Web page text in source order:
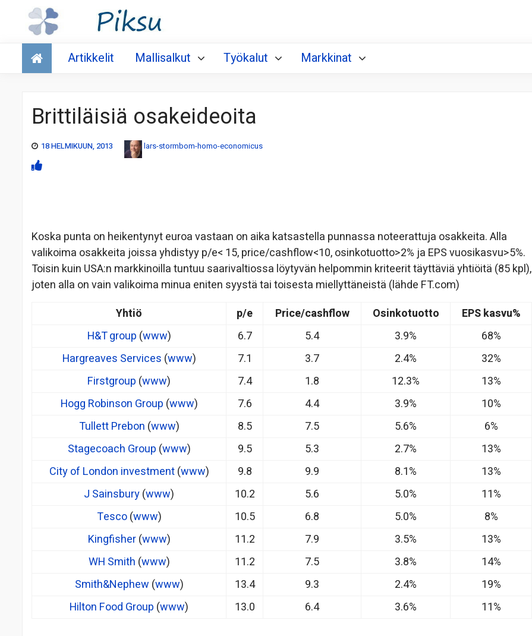
Talous
Artikkelit Mallisalkut Työkalut Markkinat
Brittiläisiä osakeideoita
18 HELMIKUUN, 2013 lars-stormbom-homo-economicus
Koska punta on heikentynyt euroa vastaan on aika katsastella punnassa noteerattuja osakkeita. Alla
valikoima osakkeita joissa yhdistyy p/e< 15, price/cashflow<10, osinkotuotto>2% ja EPS vuosikasvu>5%.
Toisin kuin USA:n markkinoilla tuntuu saarivaltiossa löytyvän helpommin kriteerit täyttäviä yhtiöitä (85 kpl),
joten alla on vain valikoima minua eniten syystä tai toisesta miellyttäneistä (lähde FT.com)
Yhtiö
p/e Price/cashflow Osinkotuotto
EPS kasvu%
H&T group (www) 6.7 5.4 3.9%
68%
Hargreaves Services (www) 7.1 3.7 2.4%
32%
Firstgroup (www) 7.4 1.8 12.3%
13%
Hogg Robinson Group (www) 7.6 4.4 3.9%
10%
Tullett Prebon (www) 8.5 7.5 5.6%
6%
Stagecoach Group (www) 9.5 5.3 2.7%
13%
City of London investment(www) 9.8 9.9 8.1%
13%
J Sainsbury(www) 10.2 5.6 5.0%
11%
Tesco(www) 10.5 6.8 5.0%
8%
Kingfisher(www) 11.2 7.9 3.5%
13%
WH Smith (www) 11.2 7.5 3.8%
14%
Smith&Nephew (www) 13.4 9.3 2.4%
19%
Hilton Food Group (www) 13.0 6.4 3.6% 11%